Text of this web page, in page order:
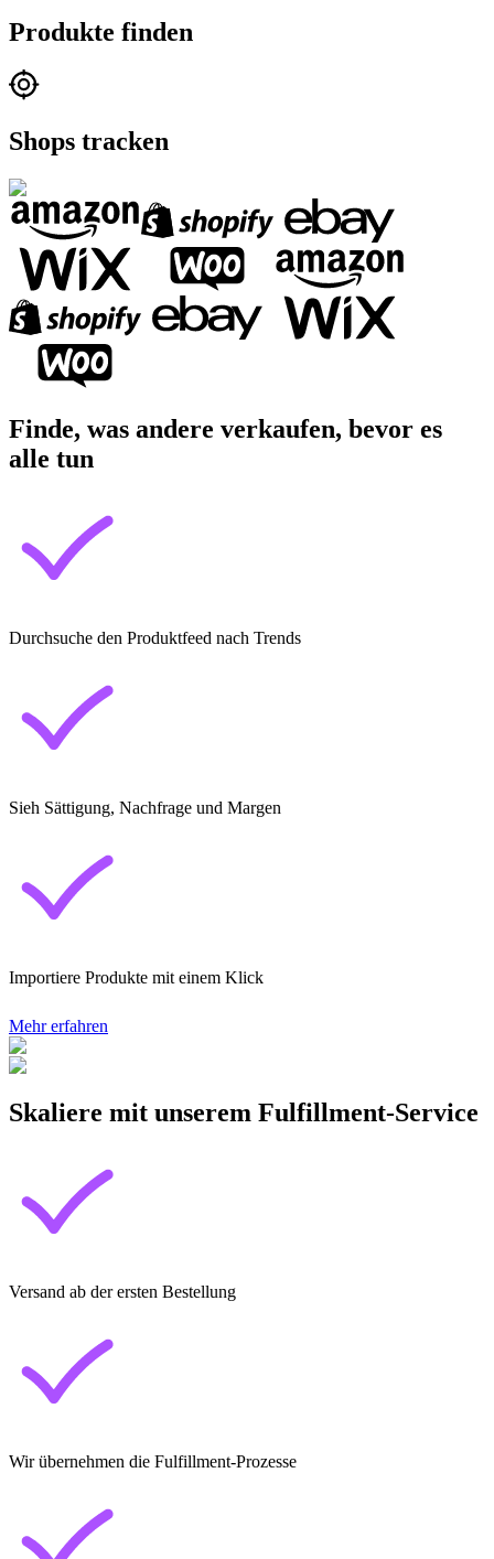
Produkte finden
Shops tracken
Finde, was andere verkaufen, bevor es
alle tun
Durchsuche den Produktfeed nach Trends
Sieh Sättigung, Nachfrage und Margen
Importiere Produkte mit einem Klick
Mehr erfahren
Skaliere mit unserem Fulfillment-Service
Versand ab der ersten Bestellung
Wir übernehmen die Fulfillment-Prozesse